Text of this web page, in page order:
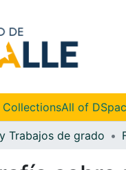
CollectionsAll of
Trabajos de grado